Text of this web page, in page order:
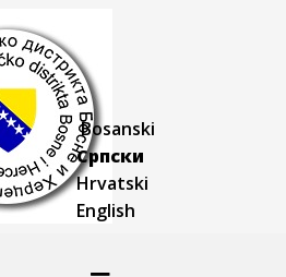
Bosanski
Српски
Hrvatski
English